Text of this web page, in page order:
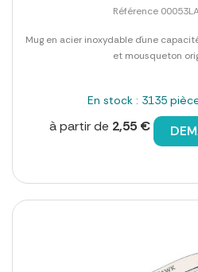
Référence
Mug en acier inoxydable d´une
et mousqueton
En stock : 3135
à partir de 2,55 €